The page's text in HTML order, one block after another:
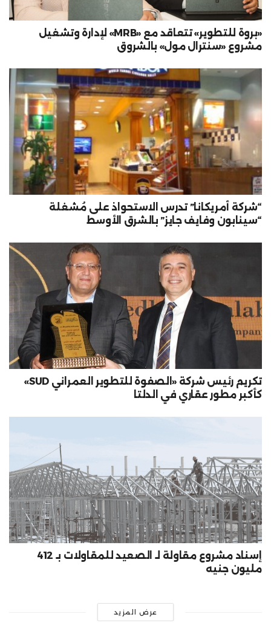
«بروة للتطوير» تتعاقد مع «MRB» لإدارة وتشغيل
مشروع «سنترال مول» بالشروق
“شركة أمريكانا” تدرس الاستحواذ على مُشغلة
“سينابون وفايف جايز” بالشرق الأوسط
تكريم رئيس شركة «الصفوة للتطوير العمراني SUD»
كأكبر مطور عقاري في الدلتا
إسناد مشروع مقاولة لـ الصعيد للمقاولات بـ 412
مليون جنيه
عرض المزيد